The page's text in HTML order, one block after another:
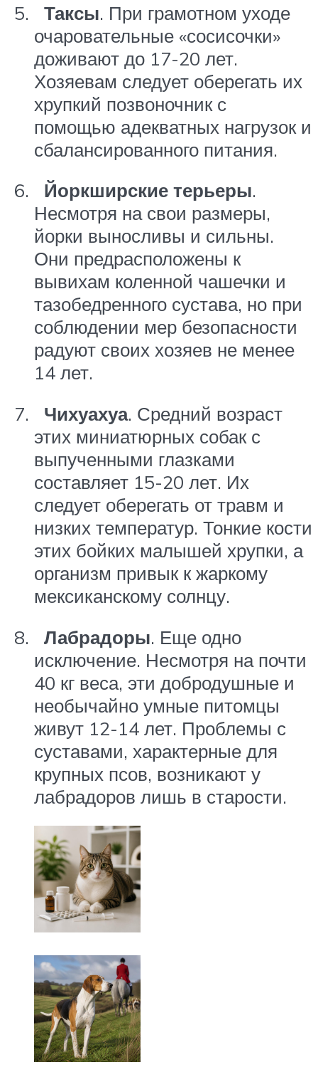
Таксы. При грамотном уходе
очаровательные «сосисочки»
доживают до 17-20 лет.
Хозяевам следует оберегать их
хрупкий позвоночник с
помощью адекватных нагрузок и
сбалансированного питания.
Йоркширские терьеры.
Несмотря на свои размеры,
йорки выносливы и сильны.
Они предрасположены к
вывихам коленной чашечки и
тазобедренного сустава, но при
соблюдении мер безопасности
радуют своих хозяев не менее
14 лет.
Чихуахуа. Средний возраст
этих миниатюрных собак с
выпученными глазками
составляет 15-20 лет. Их
следует оберегать от травм и
низких температур. Тонкие кости
этих бойких малышей хрупки, а
организм привык к жаркому
мексиканскому солнцу.
Лабрадоры. Еще одно
исключение. Несмотря на почти
40 кг веса, эти добродушные и
необычайно умные питомцы
живут 12-14 лет. Проблемы с
суставами, характерные для
крупных псов, возникают у
лабрадоров лишь в старости.